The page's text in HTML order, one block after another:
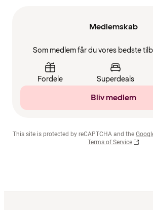
Medlemskab
Som medlem får du vores bedste
Fordele Superdeals
Bliv medlem
This site is protected by reCAPTCHA and the
Terms of Service